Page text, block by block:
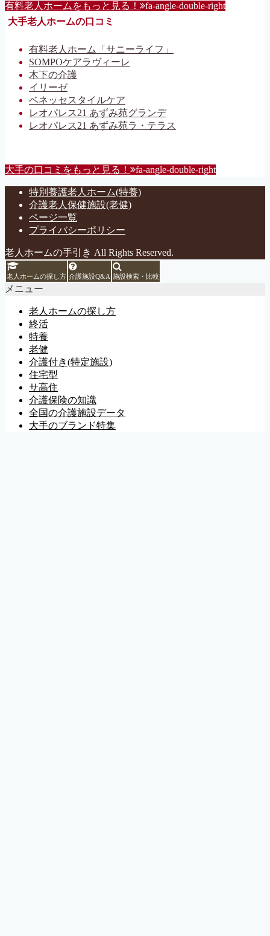
有料老人ホームをもっと見る！ fa-angle-double-right
大手老人ホームの口コミ
有料老人ホーム「サニーライフ」
SOMPOケアラヴィーレ
木下の介護
イリーゼ
ベネッセスタイルケア
レオパレス21 あずみ苑グランデ
レオパレス21 あずみ苑ラ・テラス
大手の口コミをもっと見る！ fa-angle-double-right
特別養護老人ホーム(特養)
介護老人保健施設(老健)
ページ一覧
プライバシーポリシー
老人ホームの手引き All Rights Reserved.
老人ホームの探し方 介護施設Q&A 施設検索・比較
メニュー
老人ホームの探し方
終活
特養
老健
介護付き(特定施設)
住宅型
サ高住
介護保険の知識
全国の介護施設データ
大手のブランド特集